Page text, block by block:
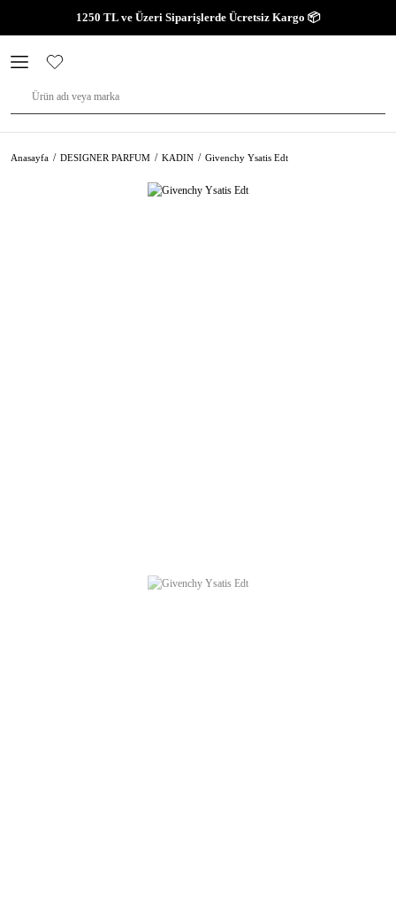
1250 TL ve Üzeri Siparişlerde Ücretsiz Kargo 📦
Anasayfa DESIGNER PARFUM KADIN Givenchy Ysatis Edt